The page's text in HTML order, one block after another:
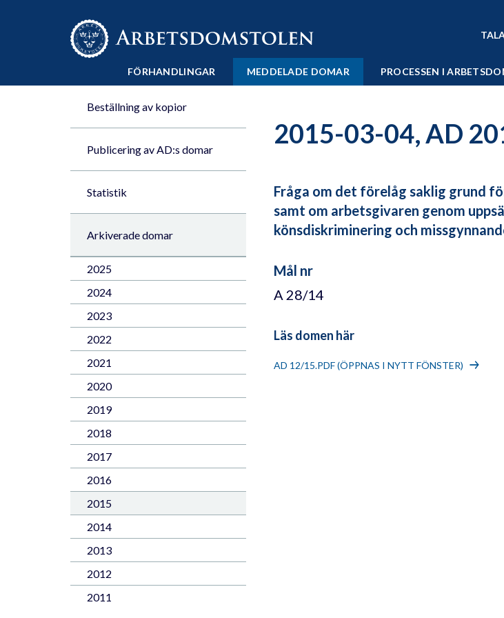
Till innehåll på sidan x
FÖRHANDLINGAR MEDDELADE DOMAR PROCESSEN I
Beställning av kopior
Publicering av AD:s domar
Statistik
Arkiverade domar
2025
2024
2023
2022
2021
2020
2019
2018
2017
2016
2015
2014
2013
2012
2011
2015-03-04, AD
Fråga om det förelåg saklig grund
samt om arbetsgivaren genom
könsdiskriminering och
Mål nr
A 28/14
Läs domen här
AD 12/15.PDF (ÖPPNAS I NYTT FÖNSTER)